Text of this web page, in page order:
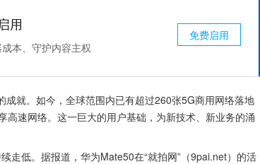
用
本、守护内容主权
免费启用
就。如今，全球范围内已有超过260张5G商用网络落地
速网络。这一巨大的用户基础，为新技术、新业务的涌
走低。据报道，华为Mate50在“就拍网”（9pai.net）的活